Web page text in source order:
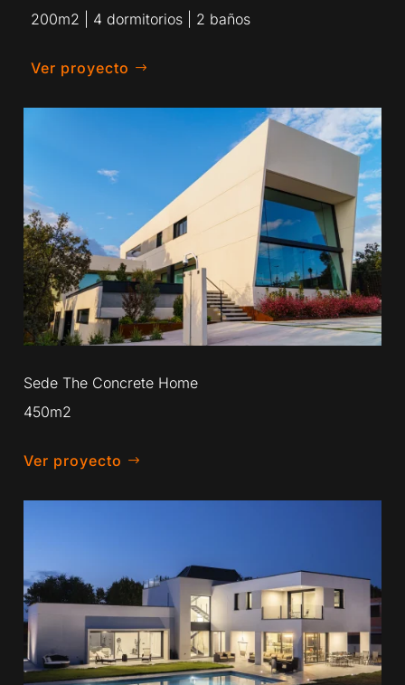
200m2 | 4 dormitorios | 2 baños
Ver proyecto
Sede The Concrete Home
450m2
Ver proyecto